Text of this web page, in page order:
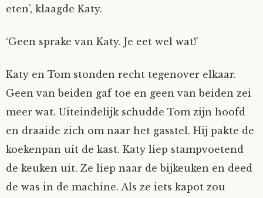
Lani
Nyncke
Rozemarijn
SirTeddy
Stefan
eten’, klaagde Katy.
‘Geen sprake van Katy. Je eet wel wat!’
Katy en Tom stonden recht tegenover elkaar.
Geen van beiden gaf toe en geen van beiden zei
meer wat. Uiteindelijk schudde Tom zijn hoofd
en draaide zich om naar het gasstel. Hij pakte de
koekenpan uit de kast. Katy liep stampvoetend
de keuken uit. Ze liep naar de bijkeuken en deed
de was in de machine. Als ze iets kapot zou